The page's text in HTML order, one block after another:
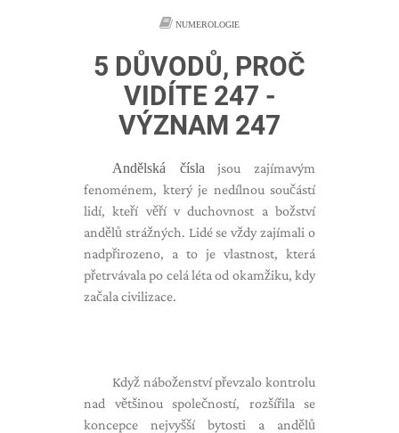
NUMEROLOGIE
5 DŮVODŮ, PROČ
VIDÍTE 247 -
VÝZNAM 247
Andělská čísla jsou zajímavým
fenoménem, ​​který je nedílnou součástí
lidí, kteří věří v duchovnost a božství
andělů strážných. Lidé se vždy zajímali o
nadpřirozeno, a to je vlastnost, která
přetrvávala po celá léta od okamžiku, kdy
začala civilizace.
Když náboženství převzalo kontrolu
nad většinou společností, rozšířila se
koncepce nejvyšší bytosti a andělů